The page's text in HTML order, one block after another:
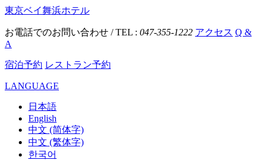
東京ベイ舞浜ホテル
お電話でのお問い合わせ / TEL : 047-355-1222 アクセス Q &
A
宿泊予約 レストラン予約
LANGUAGE
日本語
English
中文 (简体字)
中文 (繁体字)
한국어